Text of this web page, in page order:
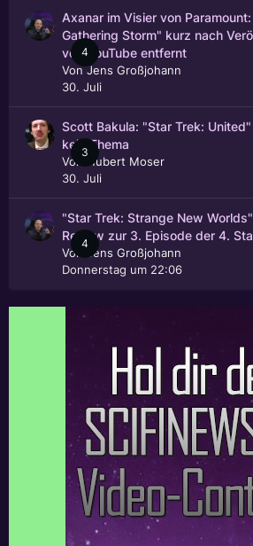
4
Axanar im Visier von
Gathering Storm" kurz nach
von YouTube entfernt
VonJens Großjohann
30. Juli
3
Scott Bakula: "Star Trek:
kein Thema
Von
Hubert Moser
30. Juli
4
"Star Trek: Strange New
Review zur 3. Episode der 4.
Von
Jens Großjohann
Donnerstag um 22:06